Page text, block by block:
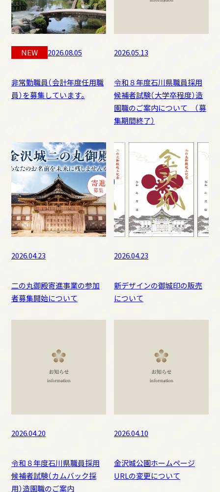
バリアフリー対応
公園利用にあたってのお願い
リーフレット
学校利用のご案内
よくある質問
金沢城の歴史
金沢城公園の魅力
休憩所、ガイダンス施設
金沢城公園の自然
夜間開園・ライトアップ
二の丸御殿の復元整備
石垣の復旧
金沢城の特徴
歴代の城主、ゆかりの人物
土蔵（鶴丸倉庫）
辰巳用水の石管、石製の井戸枠
金沢城の復元整備
NEW 2026.08.05
非常勤職員（会計年度任用職
員）を募集しています。
2026.05.13
令和８年度石川県職員採用
候補者試験（大学卒程度）造
園職のご案内について （募
集期間終了）
2026.04.23
二の丸御殿寄進事業の参加
者募集開始について
2026.04.23
新デザインの御城印の販売
について
2026.04.20
令和８年度石川県職員採用
候補者試験（カムバック採
用）造園職のご案内
2026.04.10
金沢城公園ホームページ
URLの変更について